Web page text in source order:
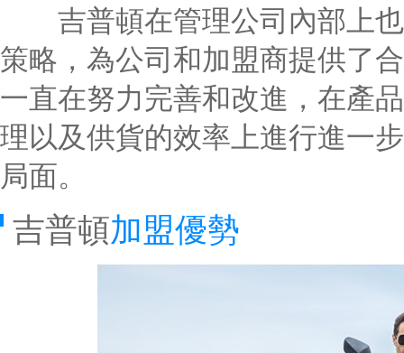
吉普頓在管理公司內部上也
策略，為公司和加盟商提供了
一直在努力完善和改進，在產
理以及供貨的效率上進行進一
局面。
吉普頓加盟優勢